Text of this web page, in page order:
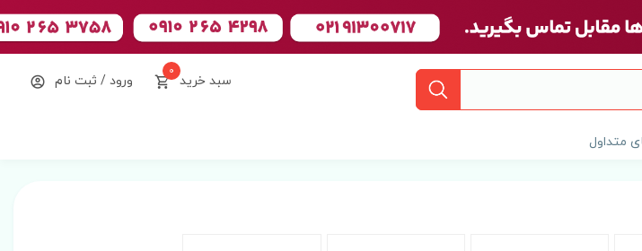
ورود / ثبت نام سبد خرید 0
متداول